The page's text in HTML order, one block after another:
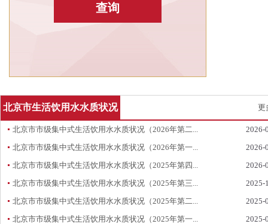
查询
北京市生活饮用水水质状况 更
北京市市级集中式生活饮用水水质状况（2026年第二...
2026-
北京市市级集中式生活饮用水水质状况（2026年第一...
2026-
北京市市级集中式生活饮用水水质状况（2025年第四...
2026-
北京市市级集中式生活饮用水水质状况（2025年第三...
2025-
北京市市级集中式生活饮用水水质状况（2025年第二...
2025-
北京市市级集中式生活饮用水水质状况（2025年第一...
2025-